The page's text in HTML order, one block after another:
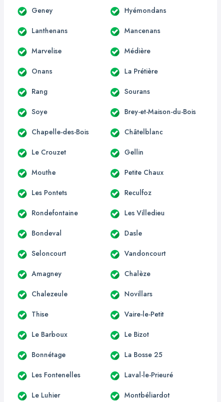
Geney Hyémondans
Lanthenans Mancenans
Marvelise Médière
Onans La Prétière
Rang Sourans
Soye Brey-et-Maison-du-Bois
Chapelle-des-Bois Châtelblanc
Le Crouzet Gellin
Mouthe Petite Chaux
Les Pontets Reculfoz
Rondefontaine Les Villedieu
Bondeval Dasle
Seloncourt Vandoncourt
Amagney Chalèze
Chalezeule Novillars
Thise Vaire-le-Petit
Le Barboux Le Bizot
Bonnétage La Bosse 25
Les Fontenelles Laval-le-Prieuré
Le Luhier Montbéliardot